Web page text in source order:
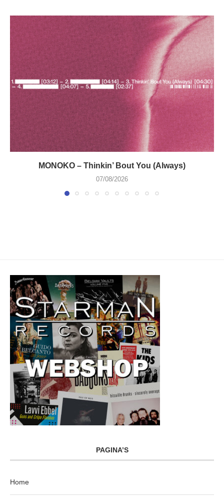
MONOKO – Thinkin’ Bout You (Always)
07/08/2026
PAGINA’S
Home